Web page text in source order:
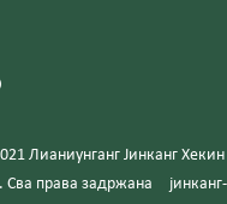
Лианиунганг Јинканг
Сва права задржана